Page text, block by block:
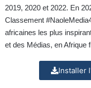
2019, 2020 et 2022. En
Classement
africaines les plus
et des Médias, en Afrique
Installer